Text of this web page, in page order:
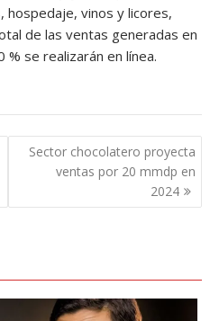
vinos y licores,
de las ventas generadas en
% se realizarán en línea.
Sector chocolatero proyecta
ventas por 20 mmdp en
2024